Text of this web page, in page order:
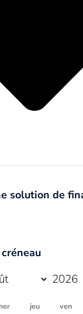
solution de
jeu ven